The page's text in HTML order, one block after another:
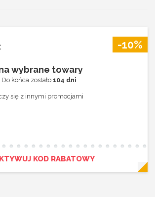
-10%
wybrane towary
końca zostało 104 dni
się z innymi promocjami
KOD RABATOWY